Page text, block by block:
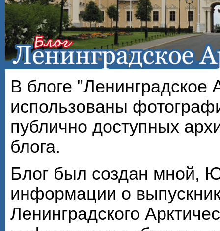
В блоге "Ленинградское
использованы
публично доступных
блога.
Блог был создан мной,
информации о
Ленинградского